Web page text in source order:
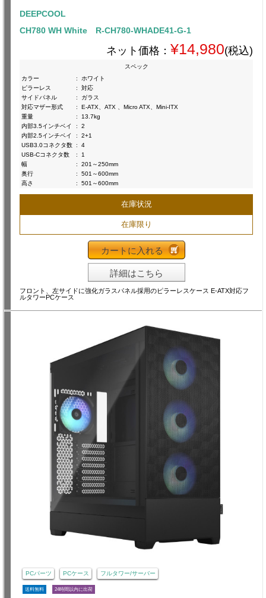
DEEPCOOL
CH780 WH White R-CH780-WHADE41-G-1
ネット価格： ¥14,980(税込)
スペック
カラー
:
ホワイト
ピラーレス
:
対応
サイドパネル
:
ガラス
対応マザー形式
:
E-ATX、ATX 、Micro ATX、Mini-ITX
重量
:
13.7kg
内部3.5インチベイ
:
2
内部2.5インチベイ
:
2+1
USB3.0コネクタ数 :
4
USB-Cコネクタ数
:
1
幅
:
201～250mm
奥行
:
501～600mm
高さ
: 501～600mm
在庫状況
在庫限り
カートに入れる
詳細はこちら
フロント、左サイドに強化ガラスパネル採用のピラーレスケース E-ATX対応フ
ルタワーPCケース
PCパーツ PCケース フルタワー/サーバー
送料無料 24時間以内に出荷